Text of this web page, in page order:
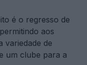
é o regresso de
aos
variedade de
um clube para a